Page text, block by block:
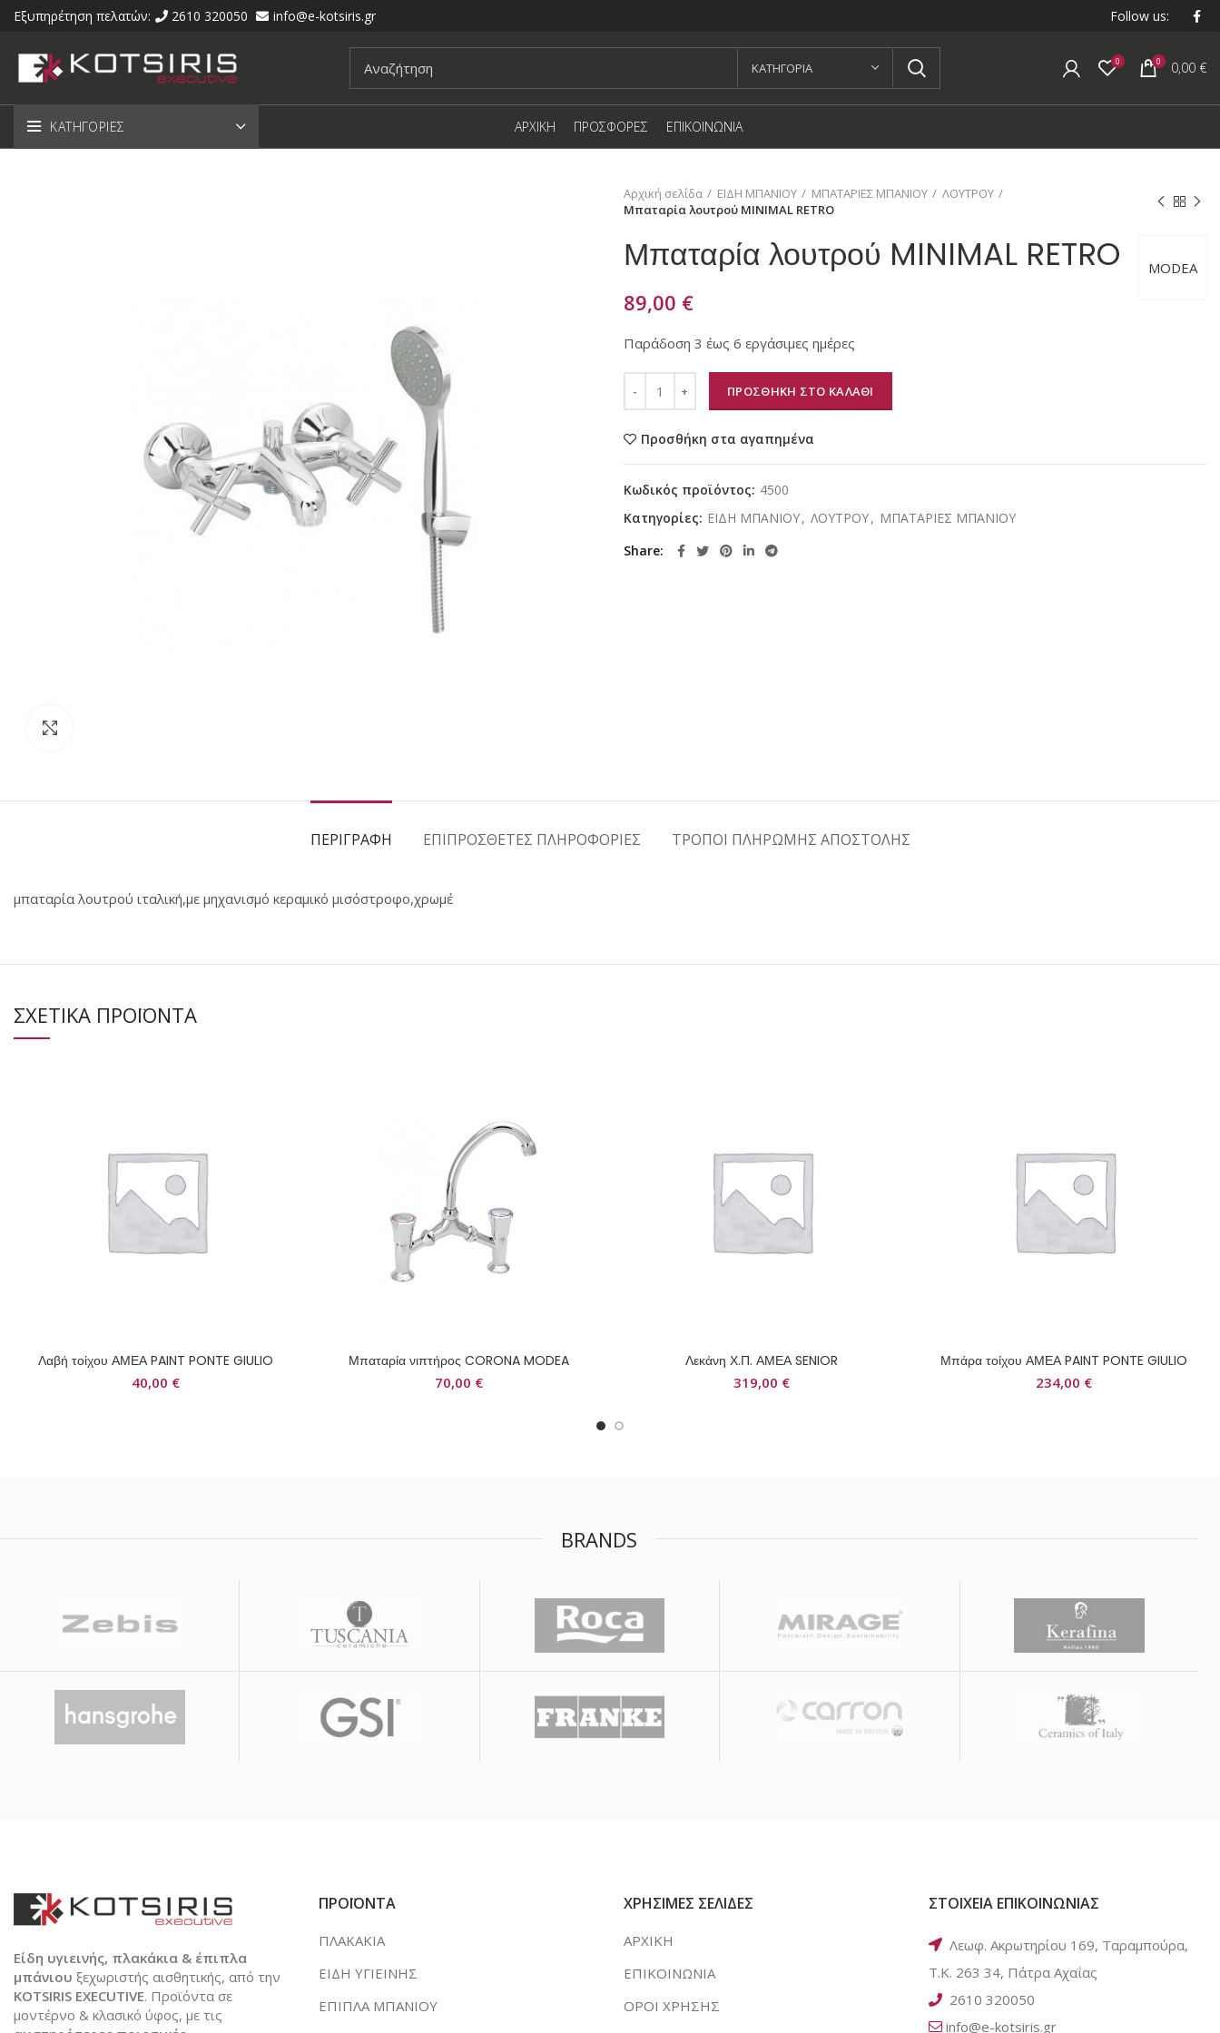
Εξυπηρέτηση πελατών: 2610 320050 info@e-kotsiris.gr Follow us:
KΑΤΗΓΟΡΙΑ 0 0 0,00 €
ΚΑΤΗΓΟΡΙΕΣ ΑΡΧΙΚΗ ΠΡΟΣΦΟΡΕΣ ΕΠΙΚΟΙΝΩΝΙΑ
Αρχική σελίδα ΕΙΔΗ ΜΠΑΝΙΟΥ ΜΠΑΤΑΡΙΕΣ ΜΠΑΝΙΟΥ
ΛΟΥΤΡΟΥ
Μπαταρία λουτρού MINIMAL RETRO
MODEA
Μπαταρία λουτρού MINIMAL RETRO
89,00 €
Παράδοση 3 έως 6 εργάσιμες ημέρες
ΠΡΟΣΘΗΚΗ ΣΤΟ ΚΑΛΑΘΙ
Προσθήκη στα αγαπημένα
Κωδικός προϊόντος: 4500
Κατηγορίες: ΕΙΔΗ ΜΠΑΝΙΟΥ, ΛΟΥΤΡΟΥ, ΜΠΑΤΑΡΙΕΣ ΜΠΑΝΙΟΥ
Share
ΠΕΡΙΓΡΑΦΗ ΕΠΙΠΡΟΣΘΕΤΕΣ ΠΛΗΡΟΦΟΡΙΕΣ ΤΡΟΠΟΙ ΠΛΗΡΩΜΗΣ ΑΠΟΣΤΟΛΗΣ
μπαταρία λουτρού ιταλική,με μηχανισμό κεραμικό μισόστροφο,χρωμέ
ΣΧΕΤΙΚΑ ΠΡΟΪΟΝΤΑ
Λαβή τοίχου ΑΜΕΑ PAINT PONTE GIULIO
40,00 €
Μπαταρία νιπτήρος CORONA MODEA
70,00 €
Λεκάνη Χ.Π. ΑΜΕΑ SENIOR
319,00 €
Μπάρα τοίχου ΑΜΕΑ PAINT PONTE GIULIO
234,00 €
BRANDS
Είδη υγιεινής, πλακάκια & έπιπλα
μπάνιου ξεχωριστής αισθητικής, από την
KOTSIRIS EXECUTIVE. Προϊόντα σε
μοντέρνο & κλασικό ύφος, με τις
ΠΡΟΪΟΝΤΑ
ΠΛΑΚΑΚΙΑ
ΕΙΔΗ ΥΓΙΕΙΝΗΣ
ΕΠΙΠΛΑ ΜΠΑΝΙΟΥ
ΧΡΗΣΙΜΕΣ ΣΕΛΙΔΕΣ
ΑΡΧΙΚΗ
ΕΠΙΚΟΙΝΩΝΙΑ
ΟΡΟΙ ΧΡΗΣΗΣ
ΣΤΟΙΧΕΙΑ ΕΠΙΚΟΙΝΩΝΙΑΣ
Λεωφ. Ακρωτηρίου 169, Ταραμπούρα,
Τ.Κ. 263 34, Πάτρα Αχαΐας
2610 320050
info@e-kotsiris.gr